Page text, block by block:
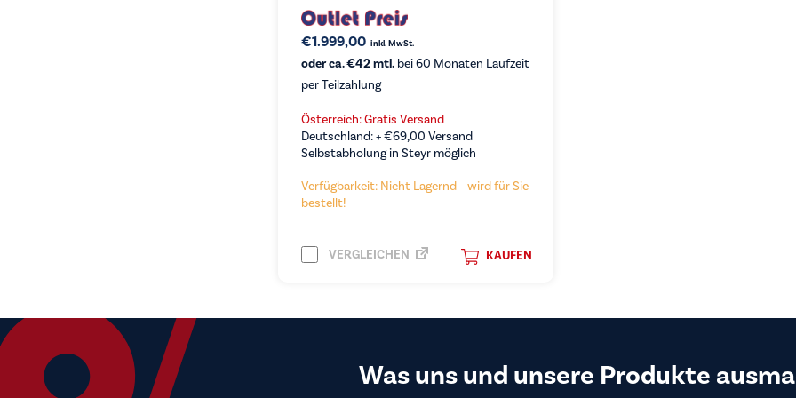
€1.999,00 inkl. MwSt.
oder ca. €42 mtl. bei 60 Monaten Laufzeit
per Teilzahlung
Österreich: Gratis Versand
Deutschland: +€69,00 Versand
Selbstabholung in Steyr möglich
Verfügbarkeit: Nicht Lagernd – wird für Sie
bestellt!
KAUFEN
VERGLEICHEN
Was uns und unsere Produkte